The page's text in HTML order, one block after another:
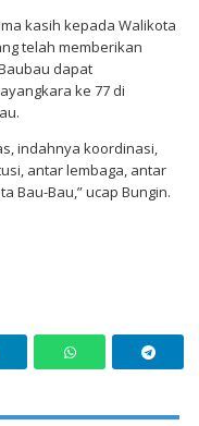
kasih kepada Walikota
telah memberikan
dapat
ke 77 di
indahnya koordinasi,
antar lembaga, antar
Bau-Bau,” ucap Bungin.